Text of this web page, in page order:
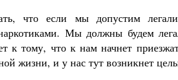
что если мы допустим
Мы должны будем
к тому, что к нам начнет
жизни, и у нас тут возникнет